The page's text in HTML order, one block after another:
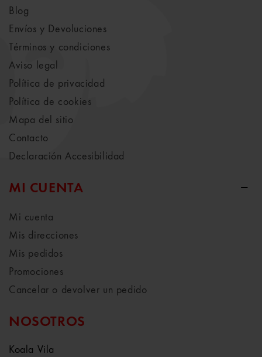
Blog
Envíos y Devoluciones
Términos y condiciones
Aviso legal
Política de privacidad
Política de cookies
Mapa del sitio
Contacto
Declaración Accesibilidad
MI CUENTA
Mi cuenta
Mis direcciones
Mis pedidos
Promociones
Cancelar o devolver un pedido
NOSOTROS
Koala Vila